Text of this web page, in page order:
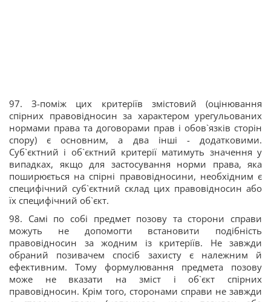
97. З-поміж цих критеріїв змістовий (оцінювання
спірних правовідносин за характером урегульованих
нормами права та договорами прав і обов`язків сторін
спору) є основним, а два інші - додатковими.
Суб`єктний і об`єктний критерії матимуть значення у
випадках, якщо для застосування норми права, яка
поширюється на спірні правовідносини, необхідним є
специфічний суб`єктний склад цих правовідносин або
їх специфічний об`єкт.
98. Самі по собі предмет позову та сторони справи
можуть не допомогти встановити подібність
правовідносин за жодним із критеріїв. Не завжди
обраний позивачем спосіб захисту є належним й
ефективним. Тому формулювання предмета позову
може не вказати на зміст і об`єкт спірних
правовідносин. Крім того, сторонами справи не завжди